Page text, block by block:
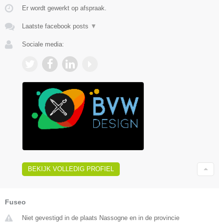
Er wordt gewerkt op afspraak.
Laatste facebook posts ▼
Sociale media:
BEKIJK VOLLEDIG PROFIEL
Fuseo
Niet gevestigd in de plaats Nassogne en in de provincie